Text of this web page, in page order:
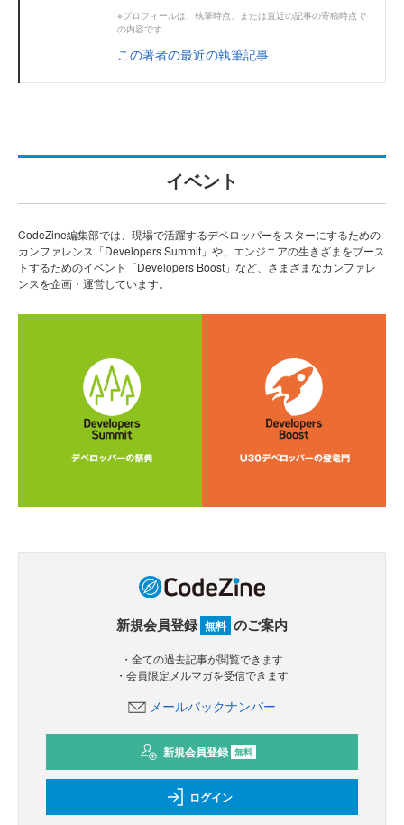
※プロフィールは、執筆時点、または直近の記事の寄稿時点で
の内容です
この著者の最近の執筆記事
イベント
CodeZine編集部では、現場で活躍するデベロッパーをスターにするための
カンファレンス「Developers Summit」や、エンジニアの生きざまをブース
トするためのイベント「Developers Boost」など、さまざまなカンファレ
ンスを企画・運営しています。
新規会員登録 無料 のご案内
・全ての過去記事が閲覧できます
・会員限定メルマガを受信できます
メールバックナンバー
新規会員登録 無料
ログイン